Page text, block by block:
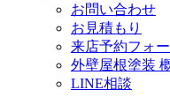
お問い合わせ
お見積もり
来店予約フォ
外壁屋根塗装
LINE相談